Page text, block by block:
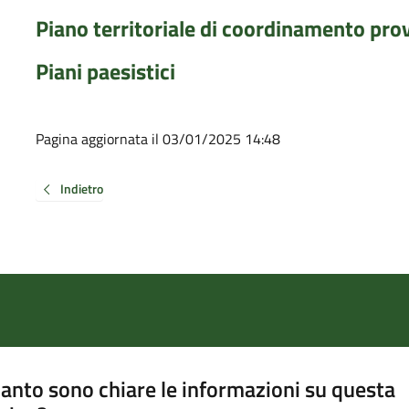
Piano territoriale di coordinamento
Piani paesistici
Pagina aggiornata il 03/01/2025 14:48
Indietro
sono chiare le informazioni su questa